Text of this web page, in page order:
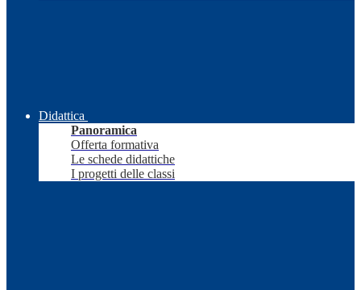
Didattica
Panoramica
Offerta formativa
Le schede didattiche
I progetti delle classi